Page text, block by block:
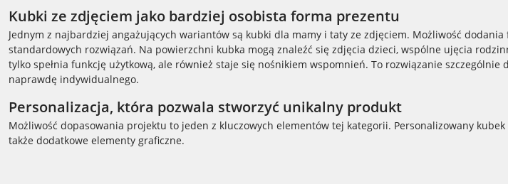
Kubki ze zdjęciem jako bardziej osobista forma prezentu
Jednym z najbardziej angażujących wariantów są kubki dla mamy i taty ze zdjęciem. Możliwość
standardowych rozwiązań. Na powierzchni kubka mogą znaleźć się zdjęcia dzieci, wspólne ujęcia
tylko spełnia funkcję użytkową, ale również staje się nośnikiem wspomnień. To rozwiązanie
naprawdę indywidualnego.
Personalizacja, która pozwala stworzyć unikalny produkt
Możliwość dopasowania projektu to jeden z kluczowych elementów tej kategorii. Personalizowany
także dodatkowe elementy graficzne.